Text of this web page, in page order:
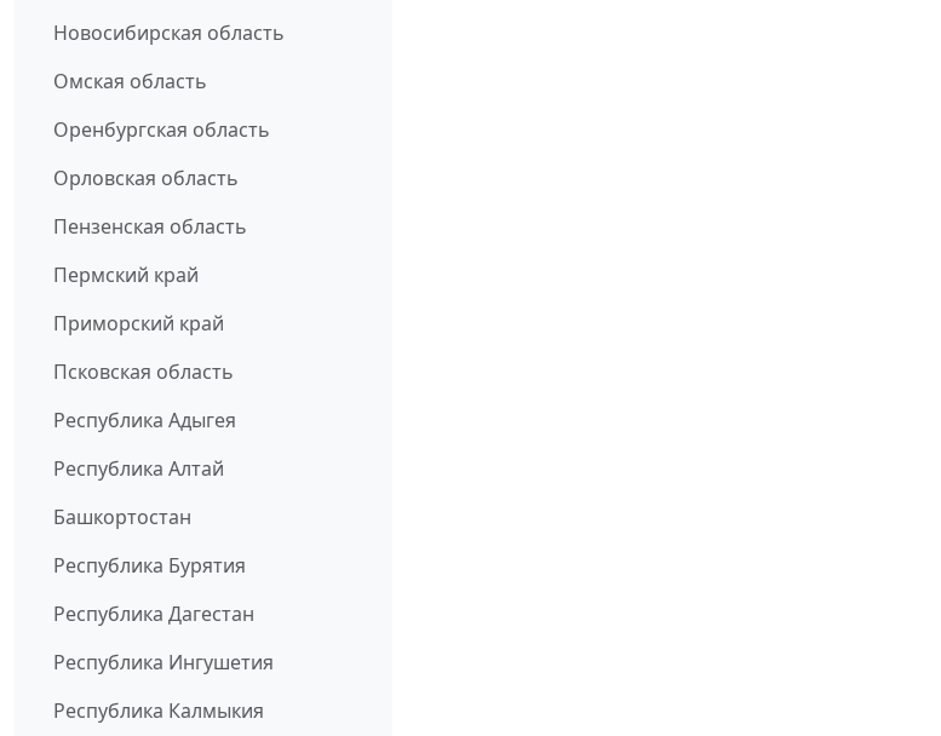
Новосибирская область
Омская область
Оренбургская область
Орловская область
Пензенская область
Пермский край
Приморский край
Псковская область
Республика Адыгея
Республика Алтай
Башкортостан
Республика Бурятия
Республика Дагестан
Республика Ингушетия
Республика Калмыкия